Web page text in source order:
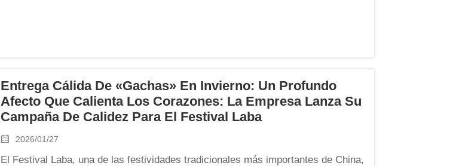
Entrega Cálida De «gachas» En Invierno: Un Profundo
Afecto Que Calienta Los Corazones: La Empresa Lanza Su
Campaña De Calidez Para El Festival Laba
2026/01/27
El Festival Laba, una de las festividades tradicionales más importantes de China,